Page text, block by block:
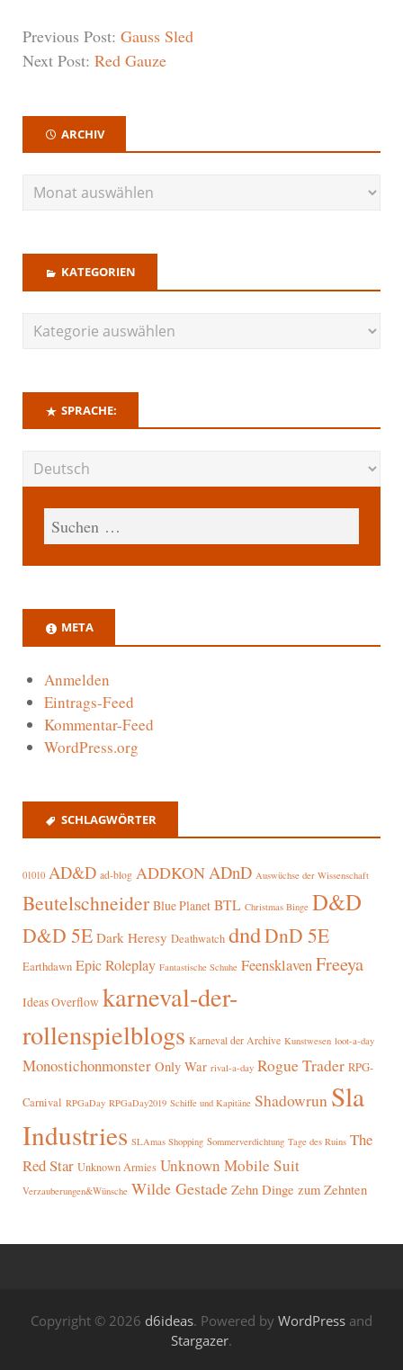
Previous Post: Gauss Sled
Next Post: Red Gauze
ARCHIV
KATEGORIEN
SPRACHE:
META
Anmelden
Eintrags-Feed
Kommentar-Feed
WordPress.org
SCHLAGWÖRTER
01010 AD&D ad-blog ADDKONADnD Auswüchse der Wissenschaft
Beutelschneider Blue Planet BTL Christmas Binge D&D
D&D 5E Dark Heresy Deathwatch dndDnD 5E
Earthdawn Epic Roleplay Fantastische Schuhe FeensklavenFreeya
Ideas Overflow karneval-der-
rollenspielblogs Karneval der Archive Kunstwesen loot-a-day
Monostichonmonster Only War rival-a-day Rogue Trader RPG-
Carnival RPGaDay RPGaDay2019 Schiffe und Kapitäne Shadowrun Sla
Industries SLAmas Shopping Sommerverdichtung Tage des Ruins The
Red Star Unknown Armies Unknown Mobile Suit
Verzauberungen&Wünsche Wilde Gestade Zehn Dinge zum Zehnten
Copyright © 2026 d6ideas. Powered by WordPress and
Stargazer.